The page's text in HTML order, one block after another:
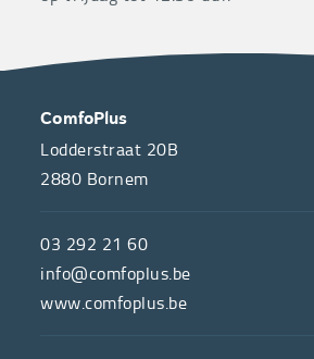
OVER
ONS
de
hulpmiddelenwinkel
van
CONTACT
ComfoPlus
Lodderstraat 20B
2880 Bornem
03 292 21 60
info@comfoplus.be
www.comfoplus.be